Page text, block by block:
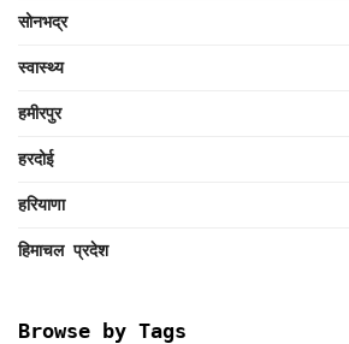
सोनभद्र
स्वास्थ्य
हमीरपुर
हरदोई
हरियाणा
हिमाचल प्रदेश
Browse by Tags